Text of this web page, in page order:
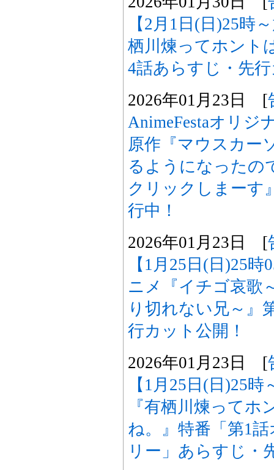
【2月1日(日)25時
栖川煉ってホント
4話あらすじ・先
2026年01月23日 [
AnimeFestaオリジ
原作『マウスカー
るようになったの
クリックしまーす
行中！
2026年01月23日 [
【1月25日(日)25
ニメ『イチゴ哀歌
り切れない兄～
行カット公開！
2026年01月23日 [
【1月25日(日)25
『有栖川煉ってホ
ね。』特番「第1
リー」あらすじ・